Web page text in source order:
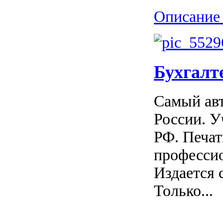
Описание
Самый
России.
РФ.
Издается
Только...